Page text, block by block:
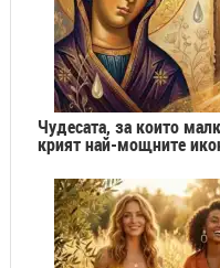
Чудесата, за които
крият най-мощните